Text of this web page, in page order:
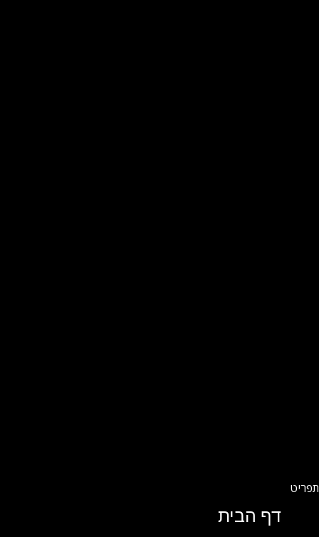
דף הבית